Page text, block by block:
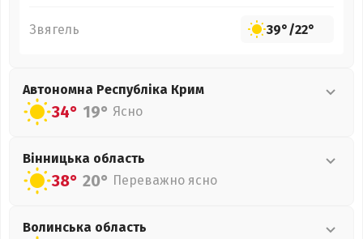
Звягель 39°/22°
Автономна Республіка Крим
34° 19° Ясно
Вінницька область
38° 20° Переважно ясно
Волинська область